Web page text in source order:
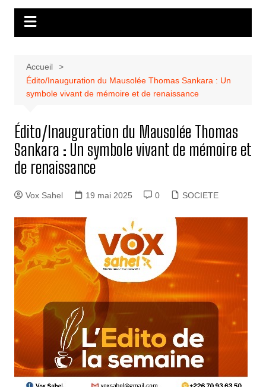
Accueil
Édito/Inauguration du Mausolée Thomas Sankara : Un
symbole vivant de mémoire et de renaissance
Édito/Inauguration du Mausolée Thomas
Sankara : Un symbole vivant de mémoire et
de renaissance
Vox Sahel 19 mai 2025 0 SOCIETE